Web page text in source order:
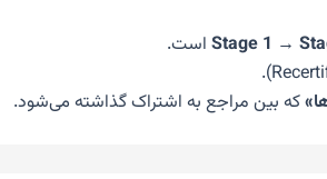
Stage 1 → است.
که بین مراجع به اشتراک گذاشته می‌شود.